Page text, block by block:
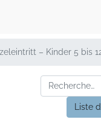
– Kinder 5 bis
Liste